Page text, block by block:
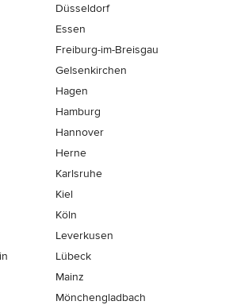
Düsseldorf
Essen
Freiburg-im-Breisgau
Gelsenkirchen
Hagen
Hamburg
Hannover
Herne
Karlsruhe
Kiel
Köln
Leverkusen
Lübeck
Mainz
Mönchen­gladbach